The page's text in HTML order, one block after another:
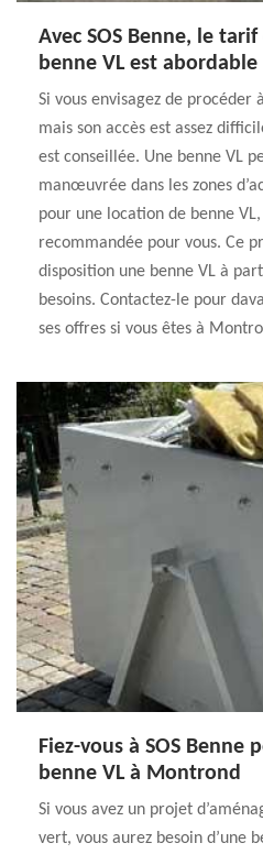
Avec SOS Benne, le
benne VL est abordable
Si vous envisagez de procéder
mais son accès est assez
est conseillée. Une benne VL
manœuvrée dans les zones
pour une location de benne
recommandée pour vous. Ce
disposition une benne VL à
besoins. Contactez-le pour
ses offres si vous êtes à
Fiez-vous à SOS
benne VL à Montrond
Si vous avez un projet
vert, vous aurez besoin d’une